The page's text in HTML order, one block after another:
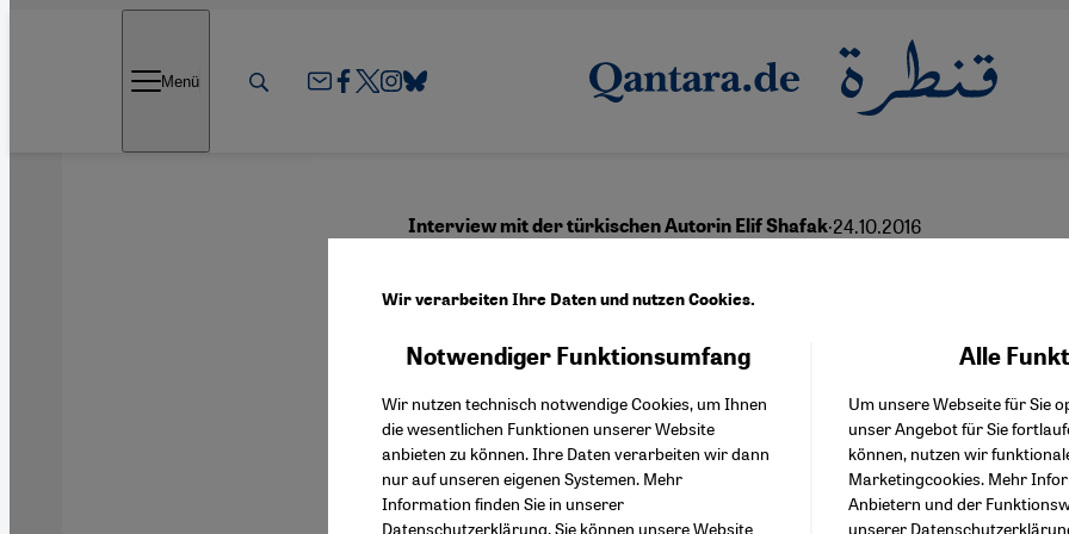
Menü
Interview mit der türkischen Autorin Elif Shafak·24.10.2016
Die türkische Demokratie in
Abwärtsspirale
Deutsch English
Wir verarbeiten Ihre Daten und nutzen Cookies.
Notwendiger Funktionsumfang
Wir nutzen technisch notwendige Cookies, um Ihnen
die wesentlichen Funktionen unserer Website
anbieten zu können. Ihre Daten verarbeiten wir dann
nur auf unseren eigenen Systemen. Mehr
Information finden Sie in unserer
Datenschutzerklärung. Sie können unsere Website
Alle
Um unsere Webseite für Sie
unser Angebot für Sie
können, nutzen wir
Marketingcookies. Mehr
Anbietern und der
unserer
Facebook Embed /
Twitter Embed
Instagram Embed
Youtube Embed
Google Maps Embed